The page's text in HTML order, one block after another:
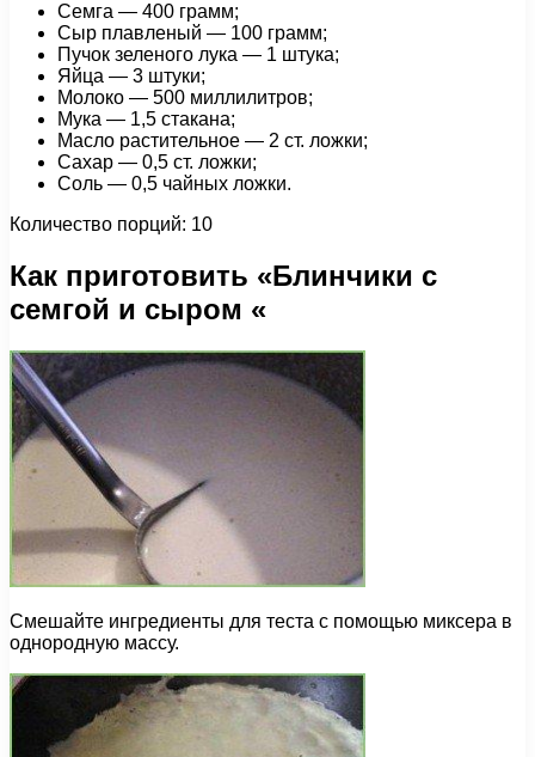
Семга — 400 грамм;
Сыр плавленый — 100 грамм;
Пучок зеленого лука — 1 штука;
Яйца — 3 штуки;
Молоко — 500 миллилитров;
Мука — 1,5 стакана;
Масло растительное — 2 ст. ложки;
Сахар — 0,5 ст. ложки;
Соль — 0,5 чайных ложки.
Количество порций: 10
Как приготовить «Блинчики с
семгой и сыром «
Смешайте ингредиенты для теста с помощью миксера в
однородную массу.